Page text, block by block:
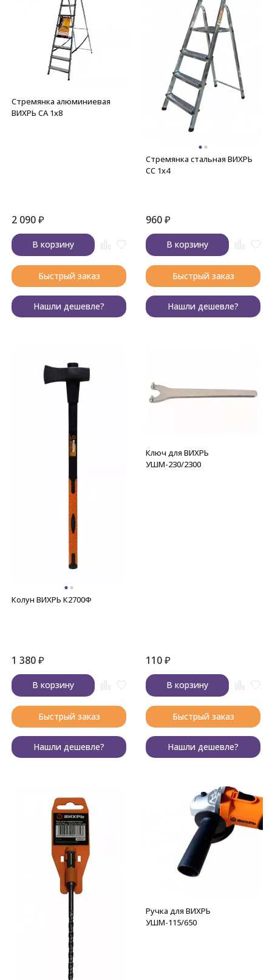
Стремянка алюминиевая
ВИХРЬ СА 1х8
2 090₽
В корзину
Быстрый заказ
Нашли дешевле?
Стремянка стальная ВИХРЬ
СС 1х4
960₽
В корзину
Быстрый заказ
Нашли дешевле?
Колун ВИХРЬ К2700Ф
1 380₽
В корзину
Быстрый заказ
Нашли дешевле?
Ключ для ВИХРЬ
УШМ-230/2300
110₽
В корзину
Быстрый заказ
Нашли дешевле?
Ручка для ВИХРЬ
УШМ-115/650